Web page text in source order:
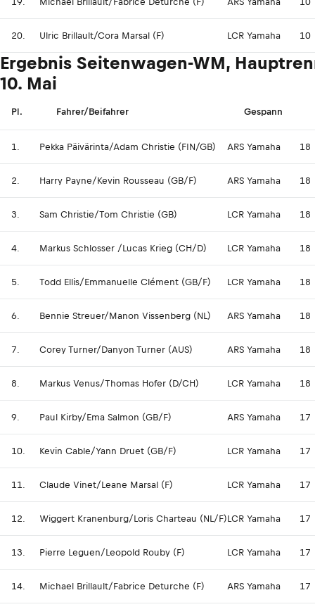
20. Ulric Brillault/Cora Marsal (F) LCR Yamaha 10
Ergebnis Seitenwagen-WM,
10. Mai
Pl. Fahrer/Beifahrer Gespann
1. Pekka Päivärinta/Adam Christie (FIN/GB) ARS Yamaha 18
2. Harry Payne/Kevin Rousseau (GB/F) ARS Yamaha 18
3. Sam Christie/Tom Christie (GB) LCR Yamaha 18
4. Markus Schlosser /Lucas Krieg (CH/D) LCR Yamaha 18
5. Todd Ellis/Emmanuelle Clément (GB/F) LCR Yamaha 18
6. Bennie Streuer/Manon Vissenberg (NL) ARS Yamaha 18
7. Corey Turner/Danyon Turner (AUS) ARS Yamaha 18
8. Markus Venus/Thomas Hofer (D/CH) LCR Yamaha 18
9. Paul Kirby/Ema Salmon (GB/F) ARS Yamaha 17
10. Kevin Cable/Yann Druet (GB/F) LCR Yamaha 17
11. Claude Vinet/Leane Marsal (F) LCR Yamaha 17
12. Wiggert Kranenburg/Loris Charteau (NL/F)LCR Yamaha 17
13. Pierre Leguen/Leopold Rouby (F) LCR Yamaha 17
14. Michael Brillault/Fabrice Deturche (F) ARS Yamaha 17